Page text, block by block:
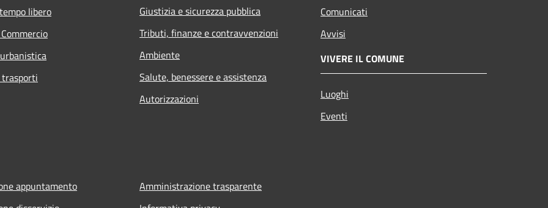
libero
Giustizia e sicurezza pubblica
Tributi, finanze e contravvenzioni
Ambiente
Salute, benessere e assistenza
Autorizzazioni
Comunicati
Avvisi
VIVERE IL COMUNE
Luoghi
Eventi
appuntamento
Amministrazione trasparente